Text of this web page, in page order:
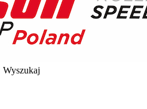
Wyszukaj